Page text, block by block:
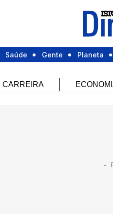
Saúde Gente Planeta
CARREIRA